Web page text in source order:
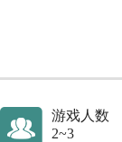
游戏人数
2~3